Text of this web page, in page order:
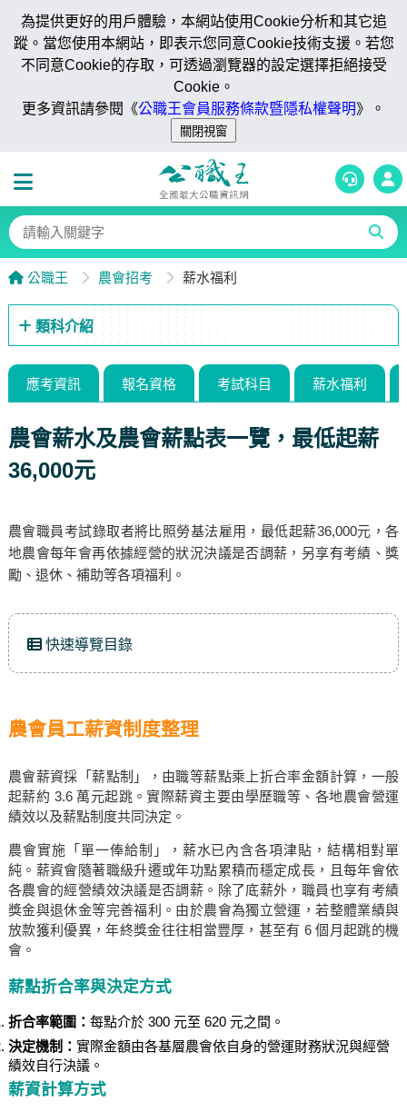
為提供更好的用戶體驗，本網站使用Cookie分析和其它追
蹤。當您使用本網站，即表示您同意Cookie技術支援。若您
不同意Cookie的存取，可透過瀏覽器的設定選擇拒絕接受
Cookie。
更多資訊請參閱《公職王會員服務條款暨隱私權聲明》。
公職王 農會招考 薪水福利
類科介紹
應考資訊 報名資格 考試科目 薪水福利
農會薪水及農會薪點表一覽，最低起薪
36,000元
農會職員考試錄取者將比照勞基法雇用，最低起薪36,000元，各
地農會每年會再依據經營的狀況決議是否調薪，另享有考績、獎
勵、退休、補助等各項福利。
快速導覽目錄
農會員工薪資制度整理
農會薪資採「薪點制」，由職等薪點乘上折合率金額計算，一般
起薪約 3.6 萬元起跳。實際薪資主要由學歷職等、各地農會營運
績效以及薪點制度共同決定。
農會實施「單一俸給制」，薪水已內含各項津貼，結構相對單
純。薪資會隨著職級升遷或年功點累積而穩定成長，且每年會依
各農會的經營績效決議是否調薪。除了底薪外，職員也享有考績
獎金與退休金等完善福利。由於農會為獨立營運，若整體業績與
放款獲利優異，年終獎金往往相當豐厚，甚至有 6 個月起跳的機
會。
薪點折合率與決定方式
折合率範圍： 每點介於 300 元至 620 元之間。
決定機制： 實際金額由各基層農會依自身的營運財務狀況與經營
績效自行決議。
薪資計算方式